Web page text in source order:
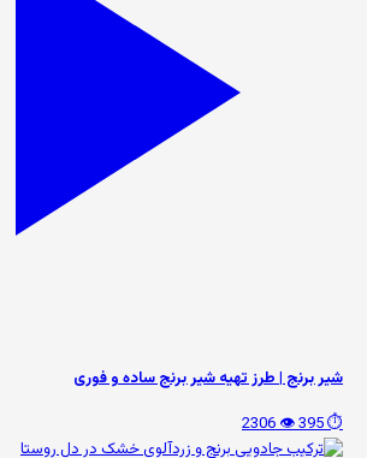
شیر برنج | طرز تهیه شیر برنج ساده و فوری
⏱️ 395
👁️ 2306